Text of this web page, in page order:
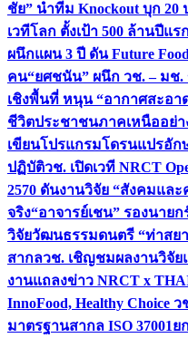
ชัย” นำทีม Knockout บุก 20
เวทีโลก ตั้งเป้า 500 ล้านปีแร
ผนึกแผน 3 ปี ดัน Future
คน“ยศชนัน” ผนึก วช. – มช
เชิงพื้นที่ หนุน “อากาศสะอ
ชีวิตประชาชนภาคเหนืออย่า
เขียนโปรแกรมโดรนแปรอั
ปฏิบัติวช. เปิดเวที NRCT
2570 ดันงานวิจัย “สังคมแล
จริง“อาจารย์เชน” รองนาย
วิจัยวัฒนธรรมดนตรี “ท่าส
สากลวช. เชิญชมผลงานวิจั
งานแถลงข่าว NRCT x
InnoFood, Healthy Choice ว
มาตรฐานสากล ISO 37001